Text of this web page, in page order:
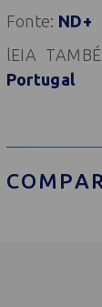
Fonte: ND+
lEIA
Portugal